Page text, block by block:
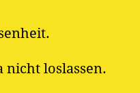
nicht loslassen.